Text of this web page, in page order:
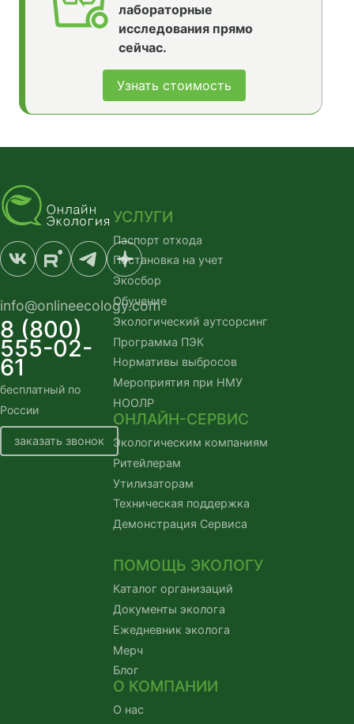
лабораторные
исследования прямо
сейчас.
Узнать стоимость
info@onlineecology.com
8 (800)
555-02-
61
бесплатный по
России
заказать звонок
УСЛУГИ
Паспорт отхода
Постановка на учет
Экосбор
Обучение
Экологический аутсорсинг
Программа ПЭК
Нормативы выбросов
Мероприятия при НМУ
НООЛР
ОНЛАЙН-СЕРВИС
Экологическим компаниям
Ритейлерам
Утилизаторам
Техническая поддержка
Демонстрация Сервиса
ПОМОЩЬ ЭКОЛОГУ
Каталог организаций
Документы эколога
Ежедневник эколога
Мерч
Блог
О КОМПАНИИ
О нас